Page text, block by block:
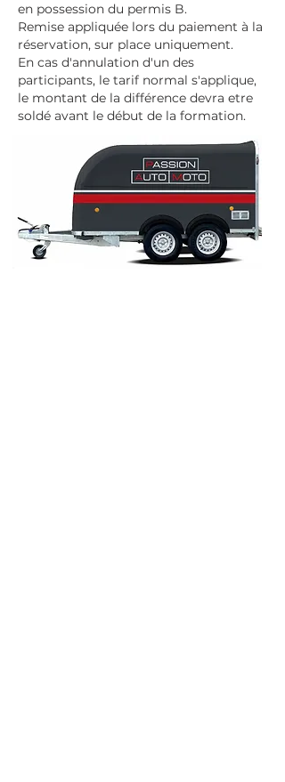
en possession du permis B.
Remise appliquée lors du paiement à la
réservation, sur place uniquement.
En cas d'annulation d'un des
participants, le tarif normal s'applique,
le montant de la différence devra etre
soldé avant le début de la formation.